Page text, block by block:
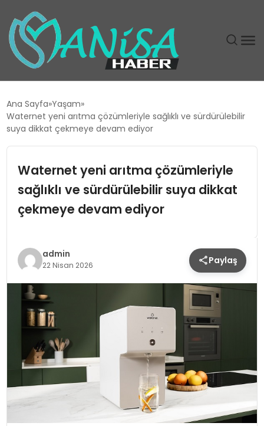
EĞITIM
GÜNDEM
MAGAZIN
SIYASET
SPOR
TEKNOLOJI
YAŞAM
Ana Sayfa Yaşam
Waternet yeni arıtma çözümleriyle sağlıklı ve sürdürülebilir
suya dikkat çekmeye devam ediyor
Waternet yeni arıtma çözümleriyle
sağlıklı ve sürdürülebilir suya dikkat
çekmeye devam ediyor
admin
22 Nisan 2026 Paylaş